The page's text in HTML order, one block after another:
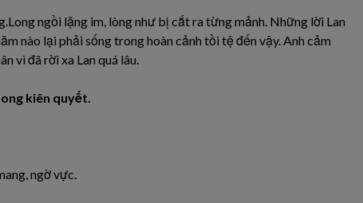
ngồi lặng im, lòng như bị cắt ra từng mảnh. Những lời Lan
nào lại phải sống trong hoàn cảnh tồi tệ đến vậy. Anh cảm
vì đã rời xa Lan quá lâu.
kiên quyết.
ngờ vực.